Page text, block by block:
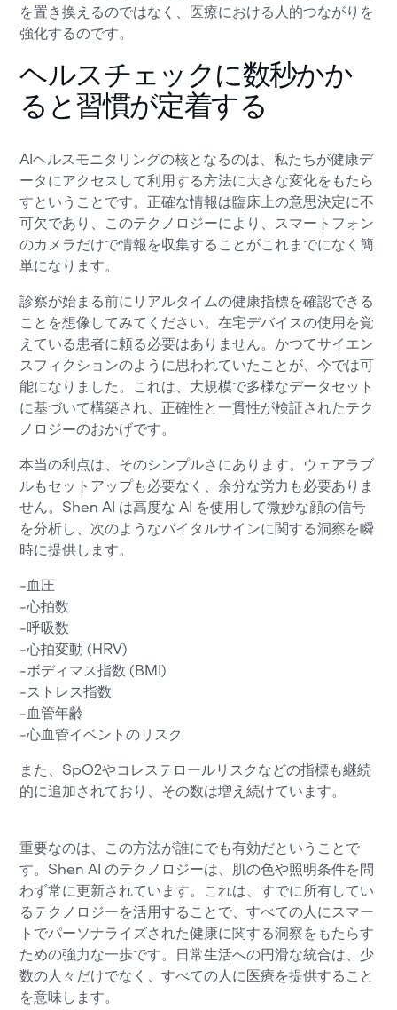
を置き換えるのではなく、医療における人的つながりを
強化するのです。
ヘルスチェックに数秒かか
ると習慣が定着する
AIヘルスモニタリングの核となるのは、私たちが健康デ
ータにアクセスして利用する方法に大きな変化をもたら
すということです。正確な情報は臨床上の意思決定に不
可欠であり、このテクノロジーにより、スマートフォン
のカメラだけで情報を収集することがこれまでになく簡
単になります。
診察が始まる前にリアルタイムの健康指標を確認できる
ことを想像してみてください。在宅デバイスの使用を覚
えている患者に頼る必要はありません。かつてサイエン
スフィクションのように思われていたことが、今では可
能になりました。これは、大規模で多様なデータセット
に基づいて構築され、正確性と一貫性が検証されたテク
ノロジーのおかげです。
本当の利点は、そのシンプルさにあります。ウェアラブ
ルもセットアップも必要なく、余分な労力も必要ありま
せん。Shen AI は高度な AI を使用して微妙な顔の信号
を分析し、次のようなバイタルサインに関する洞察を瞬
時に提供します。
-血圧
-心拍数
-呼吸数
-心拍変動 (HRV)
-ボディマス指数 (BMI)
-ストレス指数
-血管年齢
-心血管イベントのリスク
また、SpO2やコレステロールリスクなどの指標も継続
的に追加されており、その数は増え続けています。
重要なのは、この方法が誰にでも有効だということで
す。Shen AI のテクノロジーは、肌の色や照明条件を問
わず常に更新されています。これは、すでに所有してい
るテクノロジーを活用することで、すべての人にスマー
トでパーソナライズされた健康に関する洞察をもたらす
ための強力な一歩です。日常生活への円滑な統合は、少
数の人々だけでなく、すべての人に医療を提供すること
を意味します。